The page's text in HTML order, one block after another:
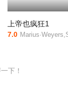
上帝也疯狂1
7.0 Marius·Weyers,Sandra·Prinsloo,历苏
下！